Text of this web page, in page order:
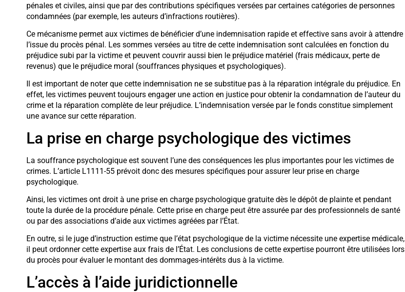
pénales et civiles, ainsi que par des contributions spécifiques versées par certaines catégories de personnes
condamnées (par exemple, les auteurs d’infractions routières).
Ce mécanisme permet aux victimes de bénéficier d’une indemnisation rapide et effective sans avoir à attendre
l’issue du procès pénal. Les sommes versées au titre de cette indemnisation sont calculées en fonction du
préjudice subi par la victime et peuvent couvrir aussi bien le préjudice matériel (frais médicaux, perte de
revenus) que le préjudice moral (souffrances physiques et psychologiques).
Il est important de noter que cette indemnisation ne se substitue pas à la réparation intégrale du préjudice. En
effet, les victimes peuvent toujours engager une action en justice pour obtenir la condamnation de l’auteur du
crime et la réparation complète de leur préjudice. L’indemnisation versée par le fonds constitue simplement
une avance sur cette réparation.
La prise en charge psychologique des victimes
La souffrance psychologique est souvent l’une des conséquences les plus importantes pour les victimes de
crimes. L’article L1111-55 prévoit donc des mesures spécifiques pour assurer leur prise en charge
psychologique.
Ainsi, les victimes ont droit à une prise en charge psychologique gratuite dès le dépôt de plainte et pendant
toute la durée de la procédure pénale. Cette prise en charge peut être assurée par des professionnels de santé
ou par des associations d’aide aux victimes agréées par l’État.
En outre, si le juge d’instruction estime que l’état psychologique de la victime nécessite une expertise médicale,
il peut ordonner cette expertise aux frais de l’État. Les conclusions de cette expertise pourront être utilisées lors
du procès pour évaluer le montant des dommages-intérêts dus à la victime.
L’accès à l’aide juridictionnelle